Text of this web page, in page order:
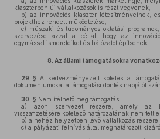
klaszterben új vállalkozások is részt vegyenek,
b) az innovációs klaszter létesítményeinek,
projekthez rendelt működtetése,
c) műszaki és tudományos oktatási
szervezése azzal a céllal, hogy az
egymással ismereteiket és hálózatot építsenek.
8. Az állami támogatásokra
29. § A kedvezményezett köteles a
dokumentumokat a támogatási döntés napjától
30. § Nem ítélhető meg támogatás
a) azon szervezet részére, amely az
visszafizetésére kötelező határozatának nem tett
b) a nehéz helyzetben lévő vállalkozás részére,
c) a pályázati felhívás által meghatározott